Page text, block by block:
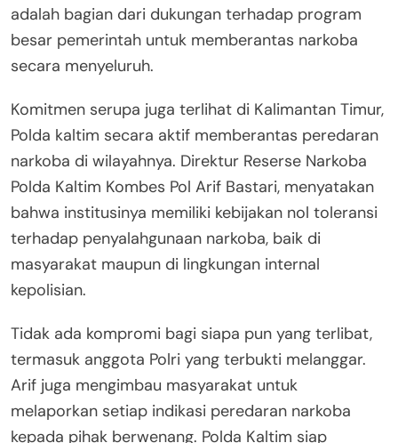
adalah bagian dari dukungan terhadap program
besar pemerintah untuk memberantas narkoba
secara menyeluruh.
Komitmen serupa juga terlihat di Kalimantan Timur,
Polda kaltim secara aktif memberantas peredaran
narkoba di wilayahnya. Direktur Reserse Narkoba
Polda Kaltim Kombes Pol Arif Bastari, menyatakan
bahwa institusinya memiliki kebijakan nol toleransi
terhadap penyalahgunaan narkoba, baik di
masyarakat maupun di lingkungan internal
kepolisian.
Tidak ada kompromi bagi siapa pun yang terlibat,
termasuk anggota Polri yang terbukti melanggar.
Arif juga mengimbau masyarakat untuk
melaporkan setiap indikasi peredaran narkoba
kepada pihak berwenang. Polda Kaltim siap